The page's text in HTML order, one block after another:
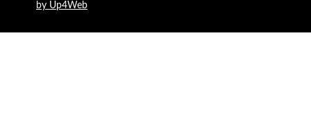
by Up4Web